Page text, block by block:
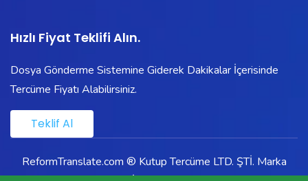
Hızlı Fiyat Teklifi Alın.
Dosya Gönderme Sistemine Giderek Dakikalar İçerisinde
Tercüme Fiyatı Alabilirsiniz.
Teklif Al
ReformTranslate.com ® Kutup Tercüme LTD. ŞTİ. Marka